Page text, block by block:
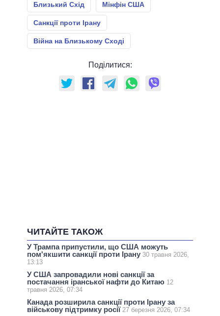
Близький Схід Мінфін США
Санкції проти Ірану
Війна на Близькому Сході
Поділитися:
ЧИТАЙТЕ ТАКОЖ
У Трампа припустили, що США можуть
пом'якшити санкції проти Ірану 30 травня 2026,
13:13
У США запровадили нові санкції за
постачання іранської нафти до Китаю 12
травня 2026, 07:34
Канада розширила санкції проти Ірану за
військову підтримку росії 27 березня 2026, 07:34